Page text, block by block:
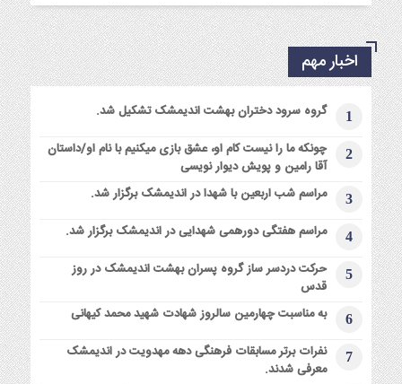
اخبار مهم
1 گروه سرود دختران بهشت اندیمشک تشکیل شد.
2
چونکه ما را نیست کام او، عشق بازی میکنیم با نام او/داستان
آقا رامین و پویش دیوار نویسی
3 مراسم شب اربعین با شهدا در اندیمشک برگزار شد.
4 مراسم هفتگی دورهمی شهدایی در اندیمشک برگزار شد.
5
حرکت دردسر ساز گروه پسران بهشت اندیمشک در روز
قدس
6 به مناسبت چهارمین سالروز شهادت شهید محمد کیهانی
7
نفرات برتر مسابقات فرهنگی دهه مهدویت در اندیمشک
معرفی شدند.